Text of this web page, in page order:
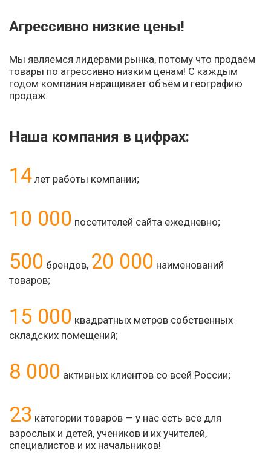
Агрессивно низкие цены!
Мы являемся лидерами рынка, потому что продаём
товары по агрессивно низким ценам! С каждым
годом компания наращивает объём и географию
продаж.
Наша компания в цифрах:
14 лет работы компании;
10 000 посетителей сайта ежедневно;
500 брендов, 20 000 наименований
товаров;
15 000 квадратных метров собственных
складских помещений;
8 000 активных клиентов со всей России;
23 категории товаров — у нас есть все для
взрослых и детей, учеников и их учителей,
специалистов и их начальников!